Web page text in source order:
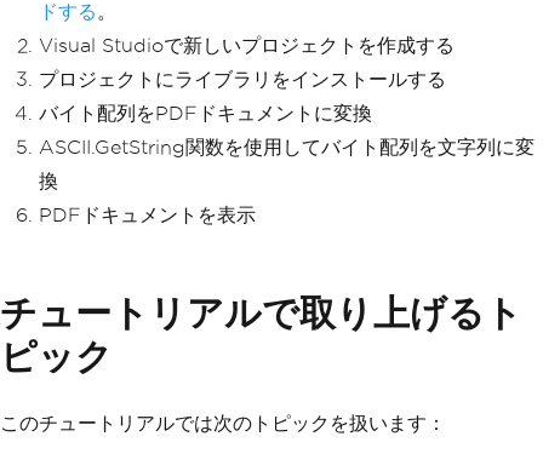
ドする。
Visual Studioで新しいプロジェクトを作成する
プロジェクトにライブラリをインストールする
バイト配列をPDFドキュメントに変換
ASCII.GetString関数を使用してバイト配列を文字列に変
換
PDFドキュメントを表示
チュートリアルで取り上げるト
ピック
このチュートリアルでは次のトピックを扱います：